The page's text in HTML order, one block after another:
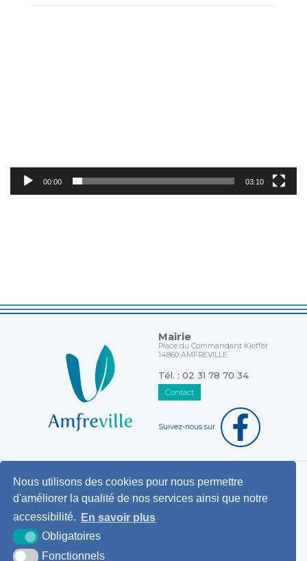
Nous utilisons des cookies pour nous permettre
d'améliorer la qualité de nos services ainsi que notre
accessibilité.
En savoir plus
Obligatoires
Fonctionnels
00:00 03:10
Mairie
Place du Commandant Kieffer
14860 AMFREVILLE
Tél. : 02 31 78 70 34
Contact
Suivez-nous sur
Horaires d'ouverture au public
Pemanences des élus
Démarches administratives
Agence postale communale